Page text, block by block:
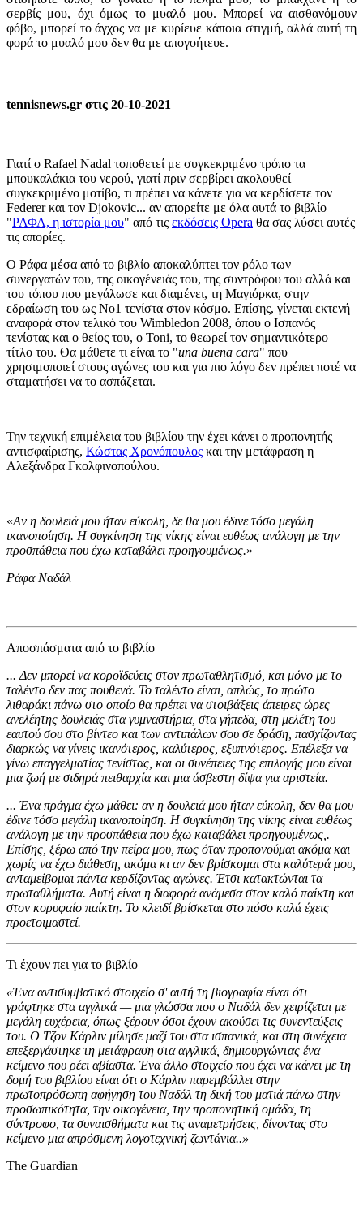
σερβίς μου, όχι όμως το μυαλό μου. Μπορεί να αισθανόμουν
φόβο, μπορεί το άγχος να με κυρίευε κάποια στιγμή, αλλά αυτή τη
φορά το μυαλό μου δεν θα με απογοήτευε.
tennisnews.gr στις 20-10-2021
Γιατί ο Rafael Nadal τοποθετεί με συγκεκριμένο τρόπο τα
μπουκαλάκια του νερού, γιατί πριν σερβίρει ακολουθεί
συγκεκριμένο μοτίβο, τι πρέπει να κάνετε για να κερδίσετε τον
Federer και τον Djokovic... αν απορείτε με όλα αυτά το βιβλίο
"ΡΑΦΑ, η ιστορία μου" από τις εκδόσεις Opera θα σας λύσει αυτές
τις απορίες.
Ο Ράφα μέσα από το βιβλίο αποκαλύπτει τον ρόλο των
συνεργατών του, της οικογένειάς του, της συντρόφου του αλλά και
του τόπου που μεγάλωσε και διαμένει, τη Μαγιόρκα, στην
εδραίωση του ως Νο1 τενίστα στον κόσμο. Επίσης, γίνεται εκτενή
αναφορά στον τελικό του Wimbledon 2008, όπου ο Ισπανός
τενίστας και ο θείος του, ο Toni, το θεωρεί τον σημαντικότερο
τίτλο του. Θα μάθετε τι είναι το "una buena cara" που
χρησιμοποιεί στους αγώνες του και για πιο λόγο δεν πρέπει ποτέ να
σταματήσει να το ασπάζεται.
Την τεχνική επιμέλεια του βιβλίου την έχει κάνει ο προπονητής
αντισφαίρισης, Κώστας Χρονόπουλος και την μετάφραση η
Αλεξάνδρα Γκολφινοπούλου.
«Aν η δουλειά μου ήταν εύκολη, δε θα μου έδινε τόσο μεγάλη
ικανοποίηση. Η συγκίνηση της νίκης είναι ευθέως ανάλογη με την
προσπάθεια που έχω καταβάλει προηγουμένως.»
Ράφα Ναδάλ
Αποσπάσματα από το βιβλίο
... Δεν μπορεί να κοροϊδεύεις στον πρωταθλητισμό, και μόνο με το
ταλέντο δεν πας πουθενά. Το ταλέντο είναι, απλώς, το πρώτο
λιθαράκι πάνω στο οποίο θα πρέπει να στοιβάξεις άπειρες ώρες
ανελέητης δουλειάς στα γυμναστήρια, στα γήπεδα, στη μελέτη του
εαυτού σου στο βίντεο και των αντιπάλων σου σε δράση, πασχίζοντας
διαρκώς να γίνεις ικανότερος, καλύτερος, εξυπνότερος. Επέλεξα να
γίνω επαγγελματίας τενίστας, και οι συνέπειες της επιλογής μου είναι
μια ζωή με σιδηρά πειθαρχία και μια άσβεστη δίψα για αριστεία.
... Ένα πράγμα έχω μάθει: αν η δουλειά μου ήταν εύκολη, δεν θα μου
έδινε τόσο μεγάλη ικανοποίηση. Η συγκίνηση της νίκης είναι ευθέως
ανάλογη με την προσπάθεια που έχω καταβάλει προηγουμένως,.
Επίσης, ξέρω από την πείρα μου, πως όταν προπονούμαι ακόμα και
χωρίς να έχω διάθεση, ακόμα κι αν δεν βρίσκομαι στα καλύτερά μου,
ανταμείβομαι πάντα κερδίζοντας αγώνες. Έτσι κατακτώνται τα
πρωταθλήματα. Αυτή είναι η διαφορά ανάμεσα στον καλό παίκτη και
στον κορυφαίο παίκτη. Το κλειδί βρίσκεται στο πόσο καλά έχεις
προετοιμαστεί.
Τι έχουν πει για το βιβλίο
«Ένα αντισυμβατικό στοιχείο σ' αυτή τη βιογραφία είναι ότι
γράφτηκε στα αγγλικά — μια γλώσσα που ο Ναδάλ δεν χειρίζεται με
μεγάλη ευχέρεια, όπως ξέρουν όσοι έχουν ακούσει τις συνεντεύξεις
του. Ο Τζον Κάρλιν μίλησε μαζί του στα ισπανικά, και στη συνέχεια
επεξεργάστηκε τη μετάφραση στα αγγλικά, δημιουργώντας ένα
κείμενο που ρέει αβίαστα. Ένα άλλο στοιχείο που έχει να κάνει με τη
δομή του βιβλίου είναι ότι ο Κάρλιν παρεμβάλλει στην
πρωτοπρόσωπη αφήγηση του Ναδάλ τη δική του ματιά πάνω στην
προσωπικότητα, την οικογένεια, την προπονητική ομάδα, τη
σύντροφο, τα συναισθήματα και τις αναμετρήσεις, δίνοντας στο
κείμενο μια απρόσμενη λογοτεχνική ζωντάνια..»
The Guardian